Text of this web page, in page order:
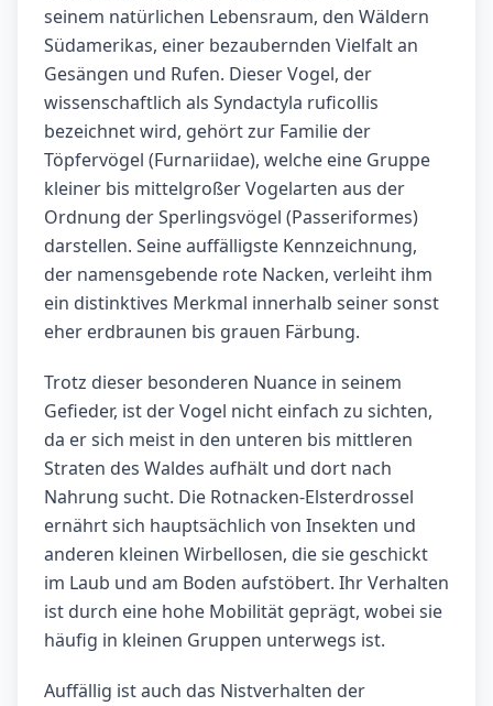
seinem natürlichen Lebensraum, den Wäldern
Südamerikas, einer bezaubernden Vielfalt an
Gesängen und Rufen. Dieser Vogel, der
wissenschaftlich als Syndactyla ruficollis
bezeichnet wird, gehört zur Familie der
Töpfervögel (Furnariidae), welche eine Gruppe
kleiner bis mittelgroßer Vogelarten aus der
Ordnung der Sperlingsvögel (Passeriformes)
darstellen. Seine auffälligste Kennzeichnung,
der namensgebende rote Nacken, verleiht ihm
ein distinktives Merkmal innerhalb seiner sonst
eher erdbraunen bis grauen Färbung.
Trotz dieser besonderen Nuance in seinem
Gefieder, ist der Vogel nicht einfach zu sichten,
da er sich meist in den unteren bis mittleren
Straten des Waldes aufhält und dort nach
Nahrung sucht. Die Rotnacken-Elsterdrossel
ernährt sich hauptsächlich von Insekten und
anderen kleinen Wirbellosen, die sie geschickt
im Laub und am Boden aufstöbert. Ihr Verhalten
ist durch eine hohe Mobilität geprägt, wobei sie
häufig in kleinen Gruppen unterwegs ist.
Auffällig ist auch das Nistverhalten der